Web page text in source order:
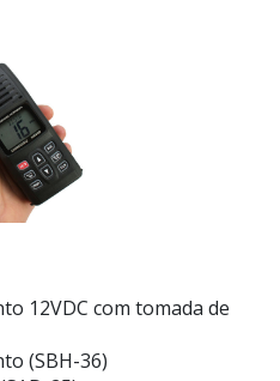
12VDC com tomada de
(SBH-36)